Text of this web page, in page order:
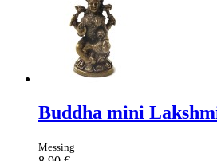
Buddha mini
Messing